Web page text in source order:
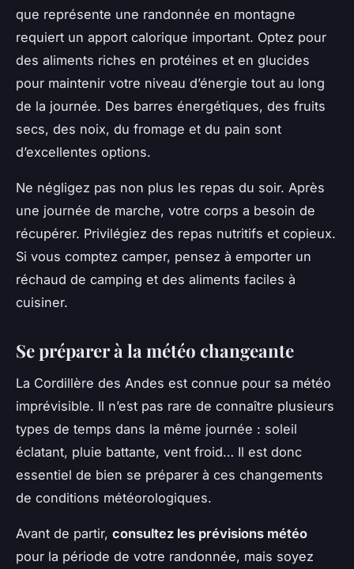
que représente une randonnée en montagne
requiert un apport calorique important. Optez pour
des aliments riches en protéines et en glucides
pour maintenir votre niveau d’énergie tout au long
de la journée. Des barres énergétiques, des fruits
secs, des noix, du fromage et du pain sont
d’excellentes options.
Ne négligez pas non plus les repas du soir. Après
une journée de marche, votre corps a besoin de
récupérer. Privilégiez des repas nutritifs et copieux.
Si vous comptez camper, pensez à emporter un
réchaud de camping et des aliments faciles à
cuisiner.
Se préparer à la météo changeante
La Cordillère des Andes est connue pour sa météo
imprévisible. Il n’est pas rare de connaître plusieurs
types de temps dans la même journée : soleil
éclatant, pluie battante, vent froid… Il est donc
essentiel de bien se préparer à ces changements
de conditions météorologiques.
Avant de partir, consultez les prévisions météo
pour la période de votre randonnée, mais soyez